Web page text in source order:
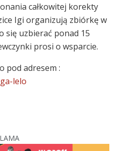
całkowitej korekty
Igi organizują zbiórkę w
się uzbierać ponad 15
prosi o wsparcie.
pod adresem :
lelo